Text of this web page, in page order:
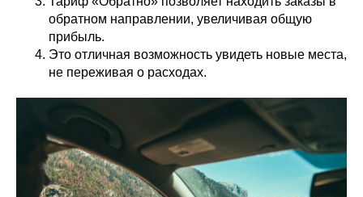
обратном направлении, увеличивая общую
прибыль.
Это отличная возможность увидеть новые места,
не переживая о расходах.